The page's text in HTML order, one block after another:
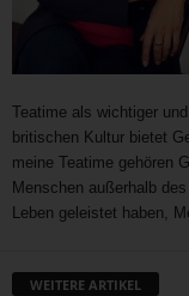
Teatime als wichtiger
britischen Kultur bietet
meine Teatime gehören
Menschen außerhalb
Leben geleistet haben,
WEITERE ARTIKEL